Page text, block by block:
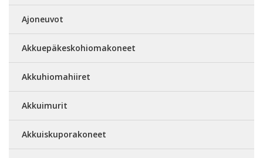
Ajoneuvot
Akkuepäkeskohiomakoneet
Akkuhiomahiiret
Akkuimurit
Akkuiskuporakoneet